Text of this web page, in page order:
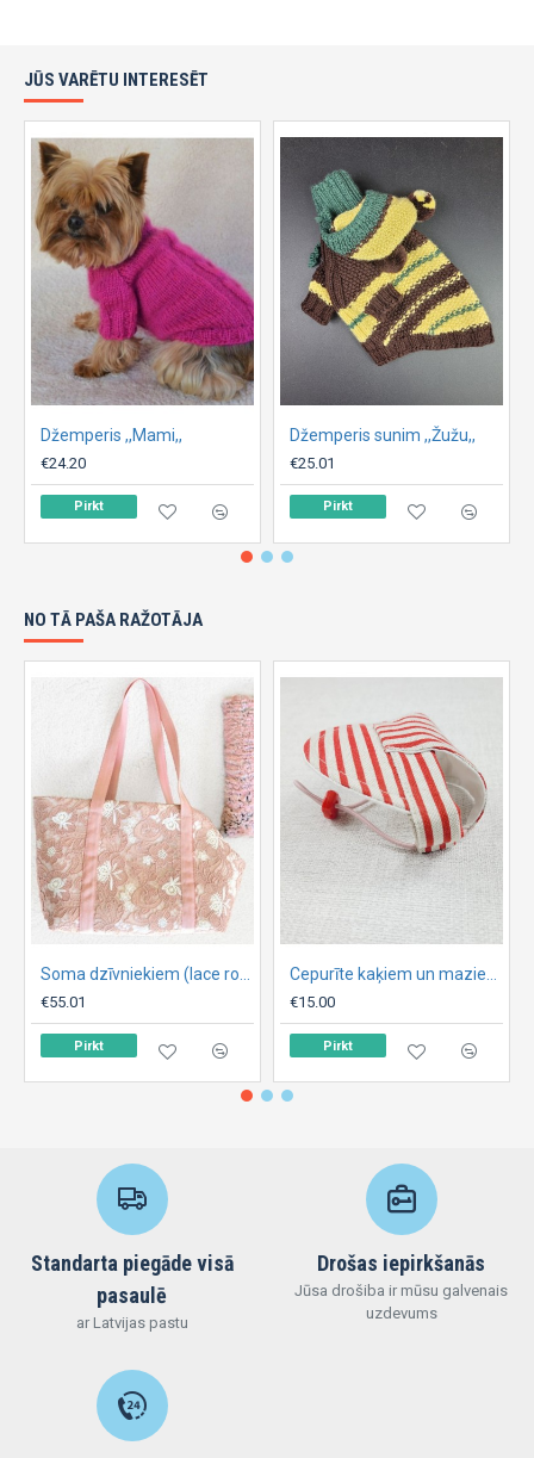
JŪS VARĒTU INTERESĒT
Džemperis ,,Mami,,
€24.20
Pirkt
Džemperis sunim ,,Žužu,,
€25.01
Pirkt
NO TĀ PAŠA RAŽOTĀJA
€55.01
Pirkt
€15.00
Pirkt
Standarta piegāde visā
pasaulē
ar Latvijas pastu
Drošas iepirkšanās
Jūsa drošiba ir mūsu galvenais
uzdevums